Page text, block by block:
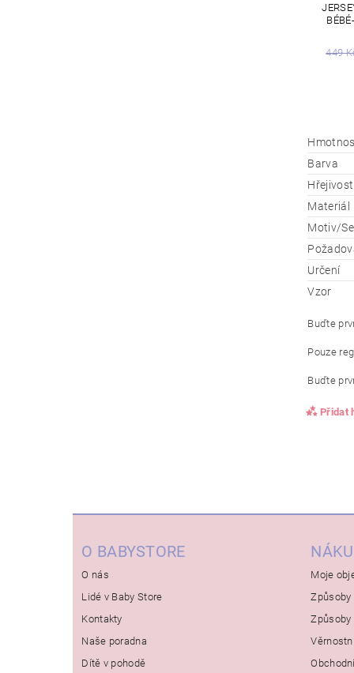
449
Barva
Hřejivost
Materiál
Motiv/
Určení
Vzor
Buďte
Pouze
Buďte
Přidat
O BABYSTORE
O nás
Lidé v Baby Store
Kontakty
Naše poradna
Dítě v pohodě
Moje
Způsoby
Způsoby